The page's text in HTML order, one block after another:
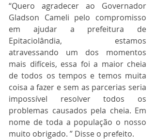
“Quero agradecer ao Governador
Gladson Cameli pelo compromisso
em ajudar a prefeitura de
Epitaciolândia, estamos
atravessando um dos momentos
mais difíceis, essa foi a maior cheia
de todos os tempos e temos muita
coisa a fazer e sem as parcerias seria
impossível resolver todos os
problemas causados pela cheia. Em
nome de toda a população o nosso
muito obrigado. ” Disse o prefeito.